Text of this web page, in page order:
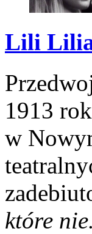
Lili
1913
w
które